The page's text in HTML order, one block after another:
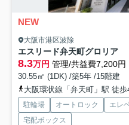
NEW
大阪市港区波除
エスリード弁天町グロリア
8.3万円 管理/共益費7,200円
30.55㎡ (1DK) /築5年 /15階建
大阪環状線「弁天町」駅 徒歩
駐輪場 オートロック エレ
宅配ボックス